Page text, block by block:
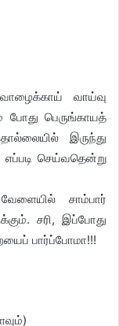
வாய்வு
பெருங்காயத்
இருந்து
செய்வதென்று
சாம்பார்
சரி, இப்போது
பார்ப்போமா!!!